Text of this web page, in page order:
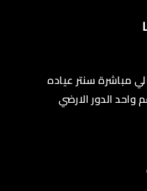
مباشرة سنتر عياده